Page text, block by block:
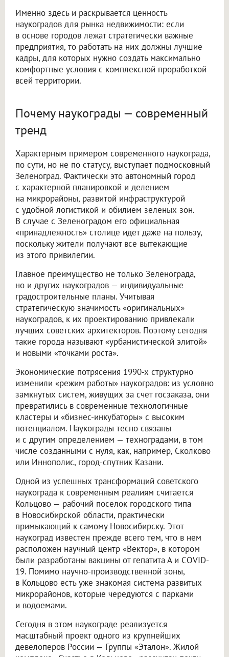
Именно здесь и раскрывается ценность
наукоградов для рынка недвижимости: если
в основе городов лежат стратегически важные
предприятия, то работать на них должны лучшие
кадры, для которых нужно создать максимально
комфортные условия с комплексной проработкой
всей территории.
Почему наукограды — современный
тренд
Характерным примером современного наукограда,
по сути, но не по статусу, выступает подмосковный
Зеленоград. Фактически это автономный город
с характерной планировкой и делением
на микрорайоны, развитой инфраструктурой
с удобной логистикой и обилием зеленых зон.
В случае с Зеленоградом его официальная
«принадлежность» столице идет даже на пользу,
поскольку жители получают все вытекающие
из этого привилегии.
Главное преимущество не только Зеленограда,
но и других наукоградов — индивидуальные
градостроительные планы. Учитывая
стратегическую значимость «оригинальных»
наукоградов, к их проектированию привлекали
лучших советских архитекторов. Поэтому сегодня
такие города называют «урбанистической элитой»
и новыми «точками роста».
Экономические потрясения 1990-х структурно
изменили «режим работы» наукоградов: из условно
замкнутых систем, живущих за счет госзаказа, они
превратились в современные технологичные
кластеры и «бизнес-инкубаторы» с высоким
потенциалом. Наукограды тесно связаны
и с другим определением — техноградами, в том
числе созданными с нуля, как, например, Сколково
или Иннополис, город-спутник Казани.
Одной из успешных трансформаций советского
наукограда к современным реалиям считается
Кольцово — рабочий поселок городского типа
в Новосибирской области, практически
примыкающий к самому Новосибирску. Этот
наукоград известен прежде всего тем, что в нем
расположен научный центр «Вектор», в котором
были разработаны вакцины от гепатита А и COVID-
19. Помимо научно-производственной зоны,
в Кольцово есть уже знакомая система развитых
микрорайонов, которые чередуются с парками
и водоемами.
Сегодня в этом наукограде реализуется
масштабный проект одного из крупнейших
девелоперов России — Группы «Эталон». Жилой